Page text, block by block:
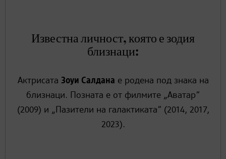
Известна личност, която е зодия
близнаци:
Актрисата Зоуи Салданa е родена под знака на
близнаци. Позната е от филмите „Аватар”
(2009) и „Пазители на галактиката” (2014, 2017,
2023).